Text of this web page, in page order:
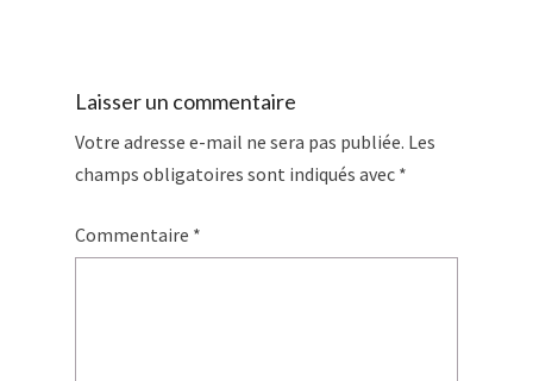
Laisser un commentaire
Votre adresse e-mail ne sera pas publiée. Les
champs obligatoires sont indiqués avec *
Commentaire *